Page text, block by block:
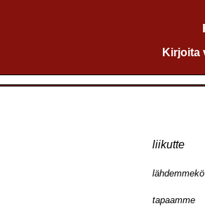
Kirjoita
liikutte
lähdemmekö
tapaamme